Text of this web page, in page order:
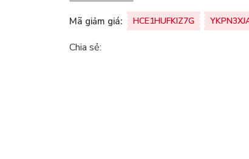
Mã giảm giá: HCE1HUFKIZ7G
Chia sẻ: